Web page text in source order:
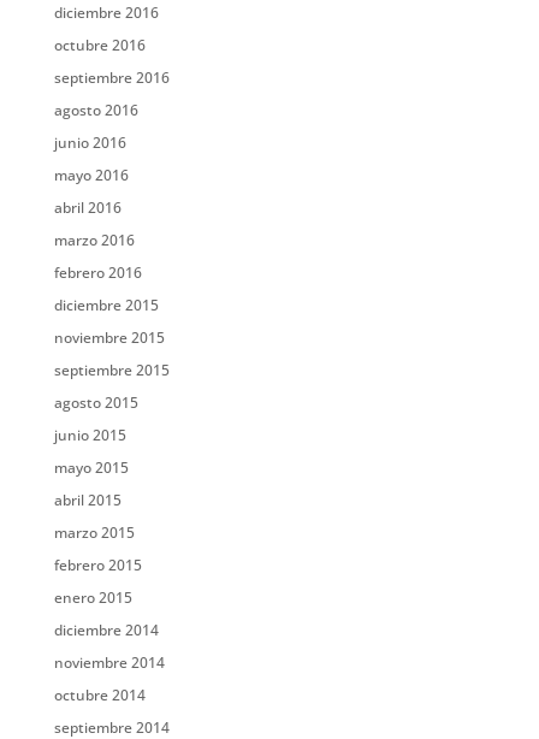
diciembre 2016
octubre 2016
septiembre 2016
agosto 2016
junio 2016
mayo 2016
abril 2016
marzo 2016
febrero 2016
diciembre 2015
noviembre 2015
septiembre 2015
agosto 2015
junio 2015
mayo 2015
abril 2015
marzo 2015
febrero 2015
enero 2015
diciembre 2014
noviembre 2014
octubre 2014
septiembre 2014